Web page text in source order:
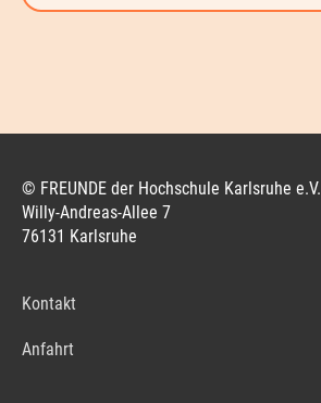
© FREUNDE der Hochschule Karlsruhe e.V.
Willy-Andreas-Allee 7
76131 Karlsruhe
Kontakt
Anfahrt